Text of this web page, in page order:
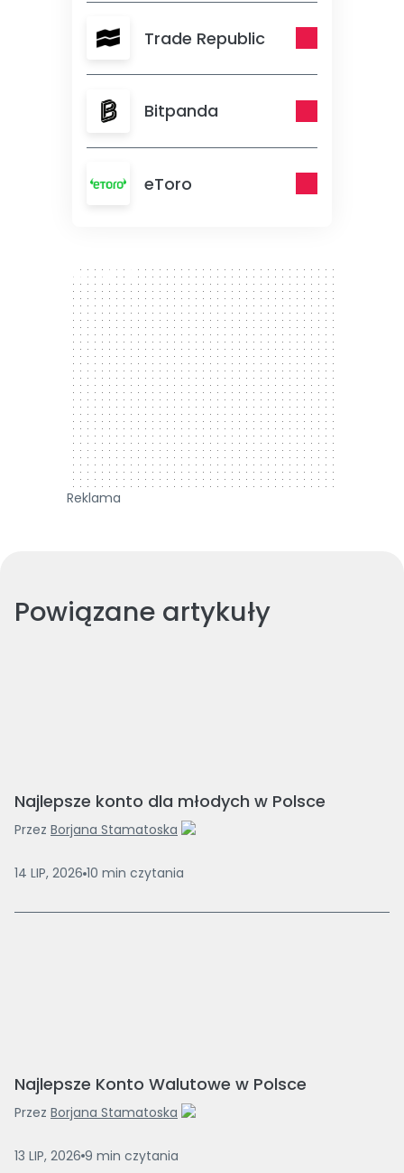
Trade Republic
Bitpanda
eToro
300 x 250
Reklama
Powiązane artykuły
Najlepsze konto dla młodych w Polsce
Przez Borjana Stamatoska
14 LIP, 2026 10 min czytania
Najlepsze Konto Walutowe w Polsce
Przez Borjana Stamatoska
13 LIP, 2026 9 min czytania